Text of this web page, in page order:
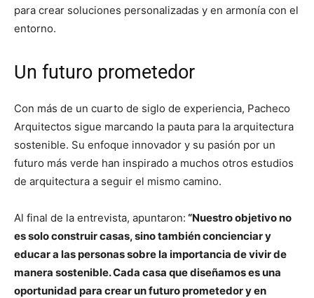
para crear soluciones personalizadas y en armonía con el
entorno.
Un futuro prometedor
Con más de un cuarto de siglo de experiencia, Pacheco
Arquitectos sigue marcando la pauta para la arquitectura
sostenible. Su enfoque innovador y su pasión por un
futuro más verde han inspirado a muchos otros estudios
de arquitectura a seguir el mismo camino.
Al final de la entrevista, apuntaron: “Nuestro objetivo no
es solo construir casas, sino también concienciar y
educar a las personas sobre la importancia de vivir de
manera sostenible. Cada casa que diseñamos es una
oportunidad para crear un futuro prometedor y en